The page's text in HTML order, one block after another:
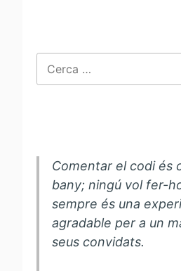
Comentar el codi és
bany; ningú vol fer-
sempre és una
agradable per a un
seus convidats.